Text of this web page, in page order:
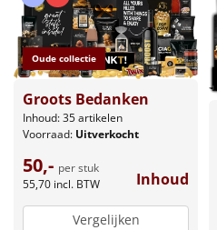
Oude collectie
Groots Bedanken
Inhoud: 35 artikelen
Voorraad: Uitverkocht
50,- per stuk
55,70 incl. BTW Inhoud
Vergelijken